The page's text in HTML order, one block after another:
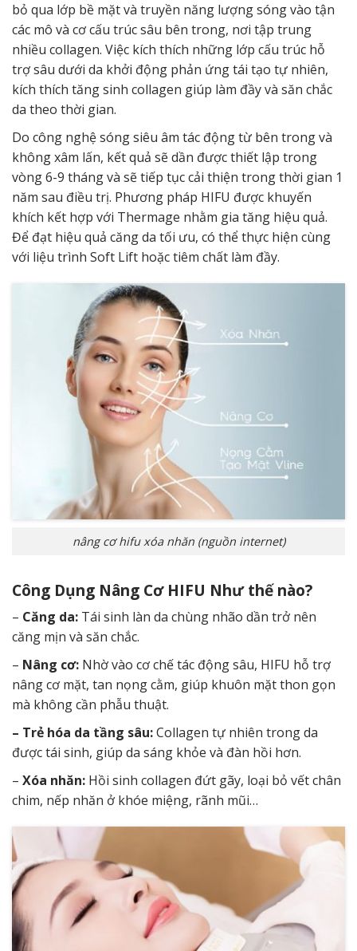
bỏ qua lớp bề mặt và truyền năng lượng sóng vào tận
các mô và cơ cấu trúc sâu bên trong, nơi tập trung
nhiều collagen. Việc kích thích những lớp cấu trúc hỗ
trợ sâu dưới da khởi động phản ứng tái tạo tự nhiên,
kích thích tăng sinh collagen giúp làm đầy và săn chắc
da theo thời gian.
Do công nghệ sóng siêu âm tác động từ bên trong và
không xâm lấn, kết quả sẽ dần được thiết lập trong
vòng 6-9 tháng và sẽ tiếp tục cải thiện trong thời gian 1
năm sau điều trị. Phương pháp HIFU được khuyến
khích kết hợp với Thermage nhằm gia tăng hiệu quả.
Để đạt hiệu quả căng da tối ưu, có thể thực hiện cùng
với liệu trình Soft Lift hoặc tiêm chất làm đầy.
nâng cơ hifu xóa nhăn (nguồn internet)
Công Dụng Nâng Cơ HIFU Như thế nào?
– Căng da: Tái sinh làn da chùng nhão dần trở nên
căng mịn và săn chắc.
– Nâng cơ: Nhờ vào cơ chế tác động sâu, HIFU hỗ trợ
nâng cơ mặt, tan nọng cằm, giúp khuôn mặt thon gọn
mà không cần phẫu thuật.
– Trẻ hóa da tầng sâu:Collagen tự nhiên trong da
được tái sinh, giúp da sáng khỏe và đàn hồi hơn.
– Xóa nhăn: Hồi sinh collagen đứt gãy, loại bỏ vết chân
chim, nếp nhăn ở khóe miệng, rãnh mũi…